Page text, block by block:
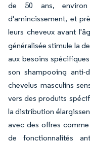
de 50 ans,
d'amincissement, et
leurs cheveux avant
généralisée stimule la
aux besoins
son shampooing anti-
chevelus masculins
vers des produits
la distribution
avec des offres
de fonctionnalités